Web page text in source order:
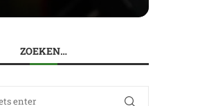
ZOEKEN…